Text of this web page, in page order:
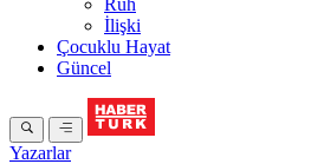
Ruh
İlişki
Çocuklu Hayat
Güncel
Yazarlar